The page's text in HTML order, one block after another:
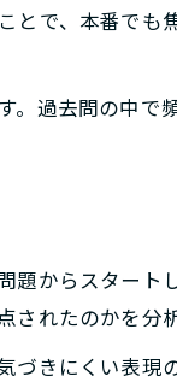
とで、本番でも
。過去問の中で
題からスタート
れたのかを分
づきにくい表現